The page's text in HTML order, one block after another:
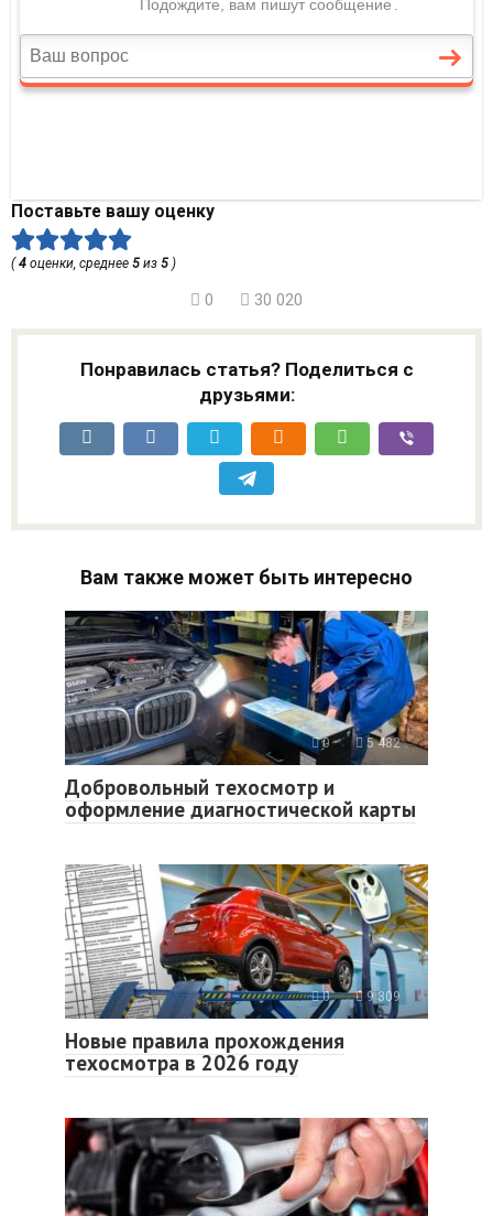
Поставьте вашу оценку
(4 оценки, среднее 5 из 5 )
0 30 020
Понравилась статья? Поделиться с
друзьями:
Вам также может быть интересно
0 5 482
Добровольный техосмотр и
оформление диагностической карты
0 9 309
Новые правила прохождения
техосмотра в 2026 году